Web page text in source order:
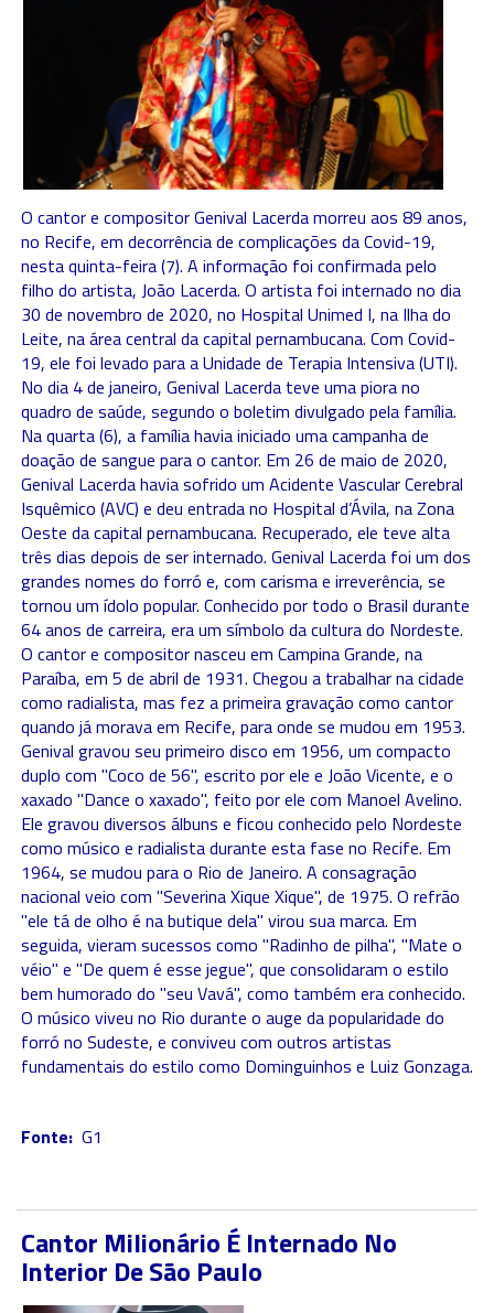
O cantor e compositor Genival Lacerda morreu aos 89 anos,
no Recife, em decorrência de complicações da Covid-19,
nesta quinta-feira (7). A informação foi confirmada pelo
filho do artista, João Lacerda. O artista foi internado no dia
30 de novembro de 2020, no Hospital Unimed I, na Ilha do
Leite, na área central da capital pernambucana. Com Covid-
19, ele foi levado para a Unidade de Terapia Intensiva (UTI).
No dia 4 de janeiro, Genival Lacerda teve uma piora no
quadro de saúde, segundo o boletim divulgado pela família.
Na quarta (6), a família havia iniciado uma campanha de
doação de sangue para o cantor. Em 26 de maio de 2020,
Genival Lacerda havia sofrido um Acidente Vascular Cerebral
Isquêmico (AVC) e deu entrada no Hospital d’Ávila, na Zona
Oeste da capital pernambucana. Recuperado, ele teve alta
três dias depois de ser internado. Genival Lacerda foi um dos
grandes nomes do forró e, com carisma e irreverência, se
tornou um ídolo popular. Conhecido por todo o Brasil durante
64 anos de carreira, era um símbolo da cultura do Nordeste.
O cantor e compositor nasceu em Campina Grande, na
Paraíba, em 5 de abril de 1931. Chegou a trabalhar na cidade
como radialista, mas fez a primeira gravação como cantor
quando já morava em Recife, para onde se mudou em 1953.
Genival gravou seu primeiro disco em 1956, um compacto
duplo com "Coco de 56", escrito por ele e João Vicente, e o
xaxado "Dance o xaxado", feito por ele com Manoel Avelino.
Ele gravou diversos álbuns e ficou conhecido pelo Nordeste
como músico e radialista durante esta fase no Recife. Em
1964, se mudou para o Rio de Janeiro. A consagração
nacional veio com "Severina Xique Xique", de 1975. O refrão
"ele tá de olho é na butique dela" virou sua marca. Em
seguida, vieram sucessos como "Radinho de pilha", "Mate o
véio" e "De quem é esse jegue", que consolidaram o estilo
bem humorado do "seu Vavá", como também era conhecido.
O músico viveu no Rio durante o auge da popularidade do
forró no Sudeste, e conviveu com outros artistas
fundamentais do estilo como Dominguinhos e Luiz Gonzaga.
Fonte: G1
Cantor Milionário É Internado No
Interior De São Paulo